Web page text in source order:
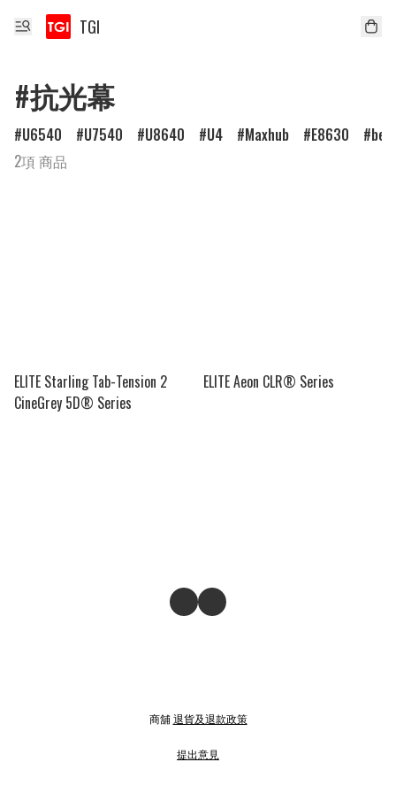
TGI
#抗光幕
U6540 U7540 U8640 U4 Maxhub E8630
2項 商品
ELITE Starling Tab-Tension 2
CineGrey 5D® Series
ELITE Aeon CLR® Series
商舖退貨及退款政策
提出意見